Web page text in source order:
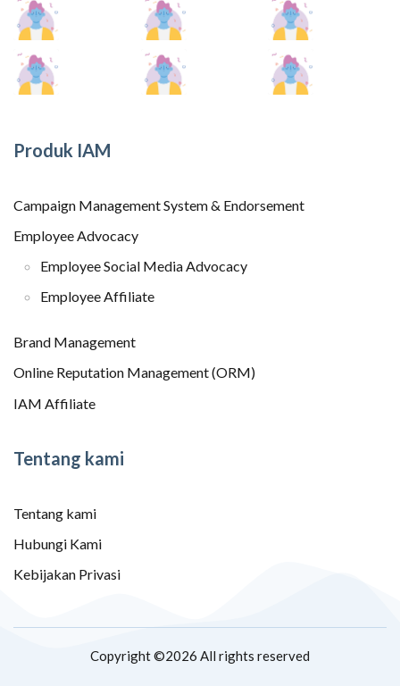
Produk IAM
Campaign Management System & Endorsement
Employee Advocacy
Employee Social Media Advocacy
Employee Affiliate
Brand Management
Online Reputation Management (ORM)
IAM Affiliate
Tentang kami
Tentang kami
Hubungi Kami
Kebijakan Privasi
Copyright ©2026 All rights reserved